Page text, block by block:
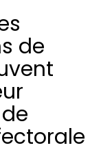
de